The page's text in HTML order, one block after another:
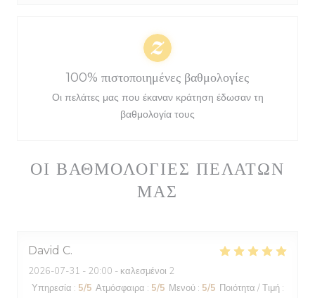
ΟΙ ΒΑΘΜΟΛΟΓΊΕΣ ΠΕΛΑΤΏΝ
ΜΑΣ
David C
2026-07-31 - 20:00 - καλεσμένοι 2
Υπηρεσία : 5/5 Ατμόσφαιρα : 5/5 Μενού : 5/5 Ποιότητα / Τιμή :
100% πιστοποιημένες βαθμολογίες
Οι πελάτες μας που έκαναν κράτηση έδωσαν τη
βαθμολογία τους